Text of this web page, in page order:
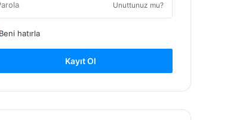
Unuttunuz mu?
Beni hatırla
Kayıt Ol